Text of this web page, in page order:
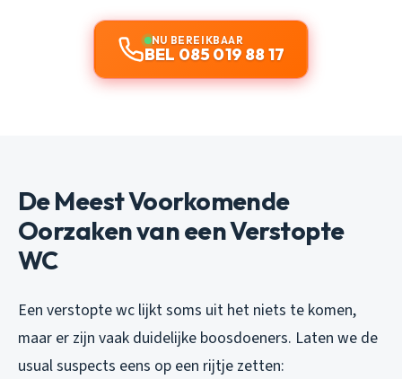
NU BEREIKBAAR
BEL 085 019 88 17
De Meest Voorkomende
Oorzaken van een Verstopte
WC
Een verstopte wc lijkt soms uit het niets te komen,
maar er zijn vaak duidelijke boosdoeners. Laten we de
usual suspects eens op een rijtje zetten: